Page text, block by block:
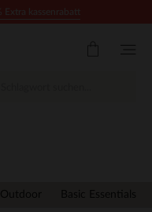
Outdoor Basic Essentials